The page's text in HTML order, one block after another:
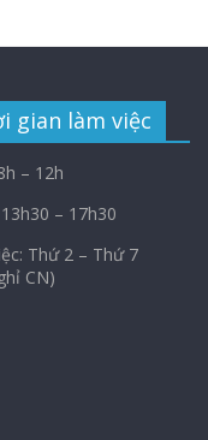
gian làm việc
– 12h
– 17h30
Thứ 2 – Thứ 7
CN)